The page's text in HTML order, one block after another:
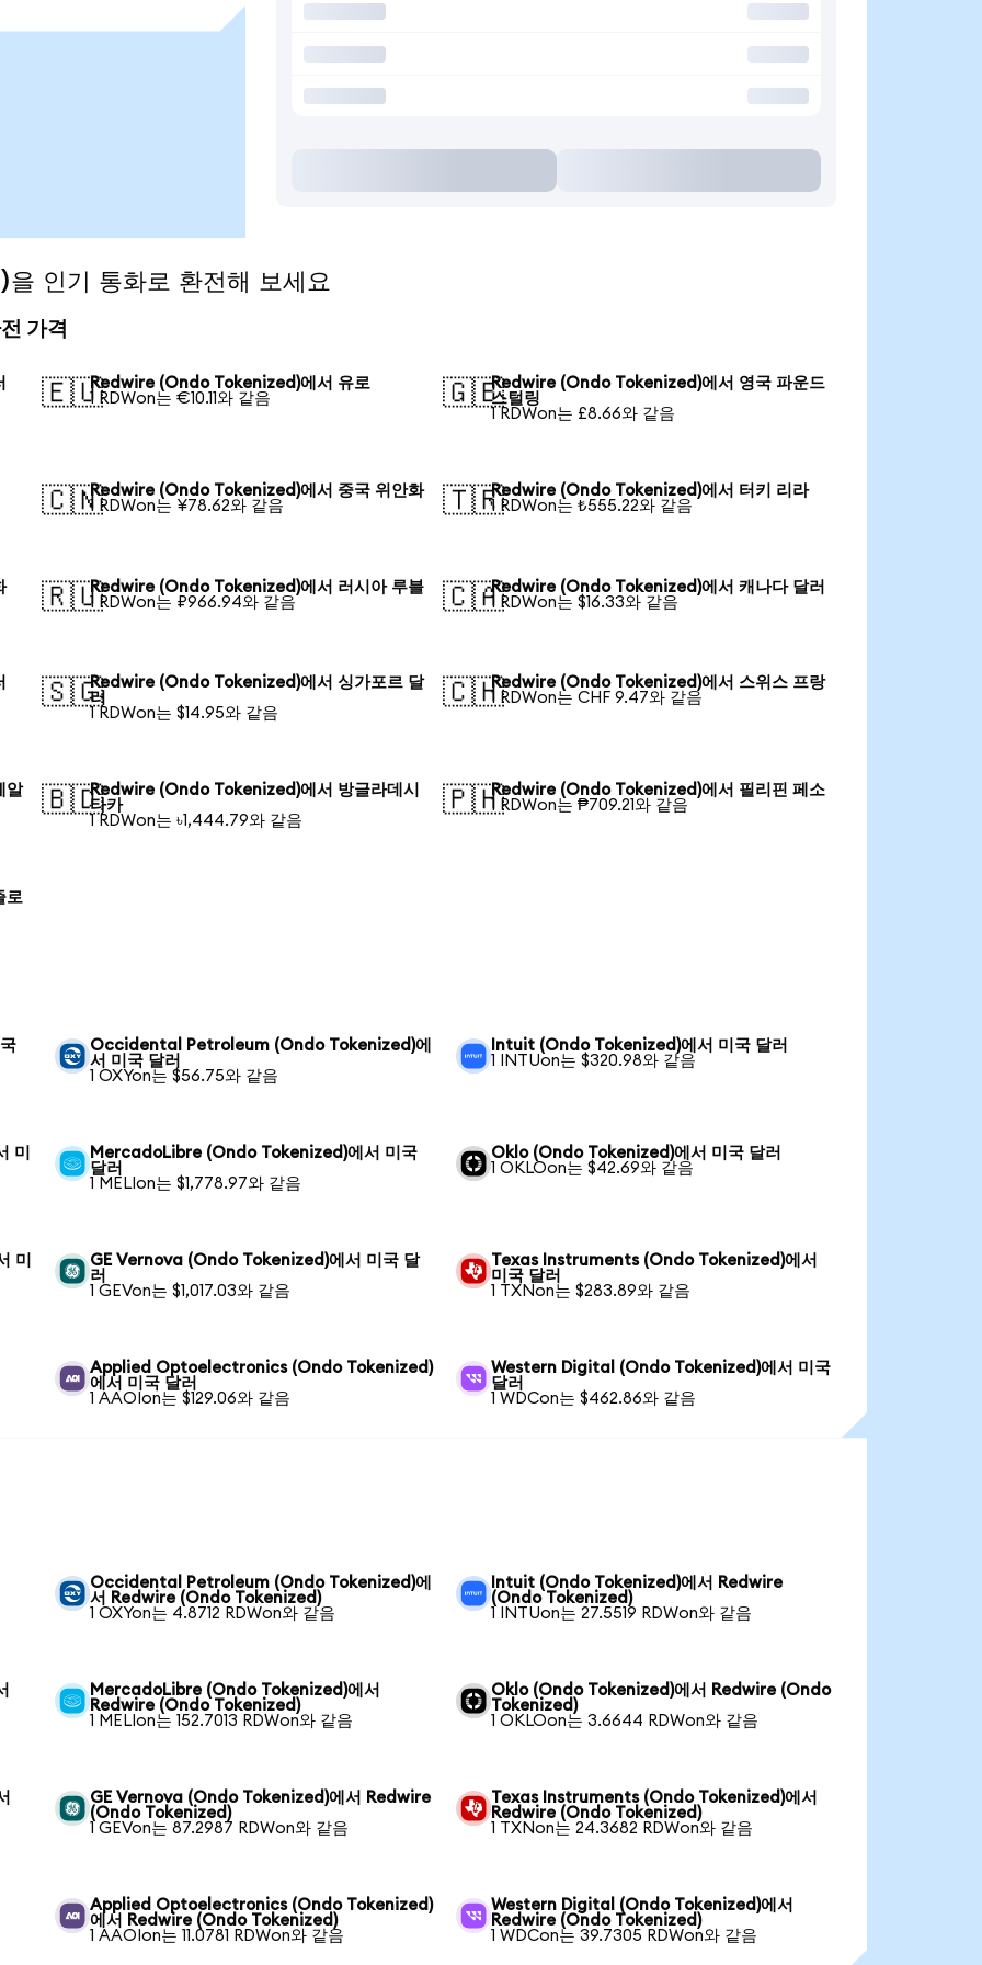
기 통화로 환전해 보세요
가격
🇪🇺Redwire (Ondo Tokenized)에서 유로
1 RDWon는 €10.11와 같음
🇬🇧Redwire (Ondo Tokenized)에서 영국 파운드
스털링
1 RDWon는 £8.66와 같음
🇨🇳Redwire (Ondo Tokenized)에서 중국 위안화
1 RDWon는 ¥78.62와 같음
🇹🇷Redwire (Ondo Tokenized)에서 터키 리라
1 RDWon는 ₺555.22와 같음
🇷🇺Redwire (Ondo Tokenized)에서 러시아 루블
1 RDWon는 ₽966.94와 같음
🇨🇦Redwire (Ondo Tokenized)에서 캐나다 달러
1 RDWon는 $16.33와 같음
🇸🇬Redwire (Ondo Tokenized)에서 싱가포르 달
러
1 RDWon는 $14.95와 같음
🇨🇭Redwire (Ondo Tokenized)에서 스위스 프랑
1 RDWon는 CHF 9.47와 같음
알 🇧🇩Redwire (Ondo Tokenized)에서 방글라데시
타카
1 RDWon는 ৳1,444.79와 같음
🇵🇭Redwire (Ondo Tokenized)에서 필리핀 페소
1 RDWon는 ₱709.21와 같음
로
Occidental Petroleum (Ondo Tokenized)에
서 미국 달러
1 OXYon는 $56.75와 같음
Intuit (Ondo Tokenized)에서 미국 달러
1 INTUon는 $320.98와 같음
미
MercadoLibre (Ondo Tokenized)에서 미국
달러
1 MELIon는 $1,778.97와 같음
Oklo (Ondo Tokenized)에서 미국 달러
1 OKLOon는 $42.69와 같음
미
GE Vernova (Ondo Tokenized)에서 미국 달
러
1 GEVon는 $1,017.03와 같음
Texas Instruments (Ondo Tokenized)에서
미국 달러
1 TXNon는 $283.89와 같음
Applied Optoelectronics (Ondo Tokenized)
에서 미국 달러
1 AAOIon는 $129.06와 같음
Western Digital (Ondo Tokenized)에서 미국
달러
1 WDCon는 $462.86와 같음
Occidental Petroleum (Ondo Tokenized)에
서 Redwire (Ondo Tokenized)
1 OXYon는 4.8712 RDWon와 같음
Intuit (Ondo Tokenized)에서 Redwire
(Ondo Tokenized)
1 INTUon는 27.5519 RDWon와 같음
MercadoLibre (Ondo Tokenized)에서
Redwire (Ondo Tokenized)
1 MELIon는 152.7013 RDWon와 같음
Oklo (Ondo Tokenized)에서 Redwire (Ondo
Tokenized)
1 OKLOon는 3.6644 RDWon와 같음
GE Vernova (Ondo Tokenized)에서 Redwire
(Ondo Tokenized)
1 GEVon는 87.2987 RDWon와 같음
Texas Instruments (Ondo Tokenized)에서
Redwire (Ondo Tokenized)
1 TXNon는 24.3682 RDWon와 같음
Applied Optoelectronics (Ondo Tokenized)
에서 Redwire (Ondo Tokenized)
1 AAOIon는 11.0781 RDWon와 같음
Western Digital (Ondo Tokenized)에서
Redwire (Ondo Tokenized)
1 WDCon는 39.7305 RDWon와 같음